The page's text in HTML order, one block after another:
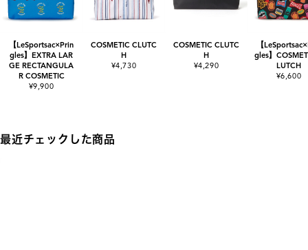
【LeSportsac×Prin
gles】EXTRA LAR
GE RECTANGULA
R COSMETIC
¥9,900
COSMETIC CLUTC
H
¥4,730
COSMETIC CLUTC
H
¥4,290
【
gles】
LUTCH
¥6,600
最近チェックした商品